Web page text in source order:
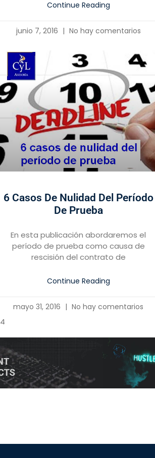
Continue Reading
junio 7, 2016 No hay comentarios
6 Casos De Nulidad Del Período
De Prueba
En esta publicación abordaremos el
período de prueba como causa de
rescisión del contrato de
Continue Reading
mayo 31, 2016 No hay comentarios
4